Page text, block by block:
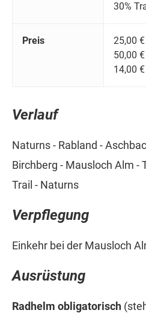
30%
Preis
25,00
50,00
14,00
Verlauf
Naturns - Rabland -
Birchberg - Mausloch Alm -
Trail - Naturns
Verpflegung
Einkehr bei der Mausloch
Ausrüstung
Radhelm obligatorisch